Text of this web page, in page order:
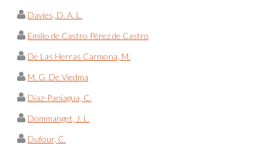
Davies, D. A. L.
Emilio de Castro Pérez de Castro
De Las Herras Carmona, M.
M. G. De Viedma
Díaz-Paniagua, C.
Dommanget, J. L.
Dufour, C.